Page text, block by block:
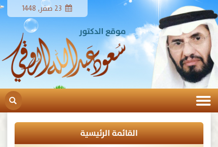
القائمة الرئيسية